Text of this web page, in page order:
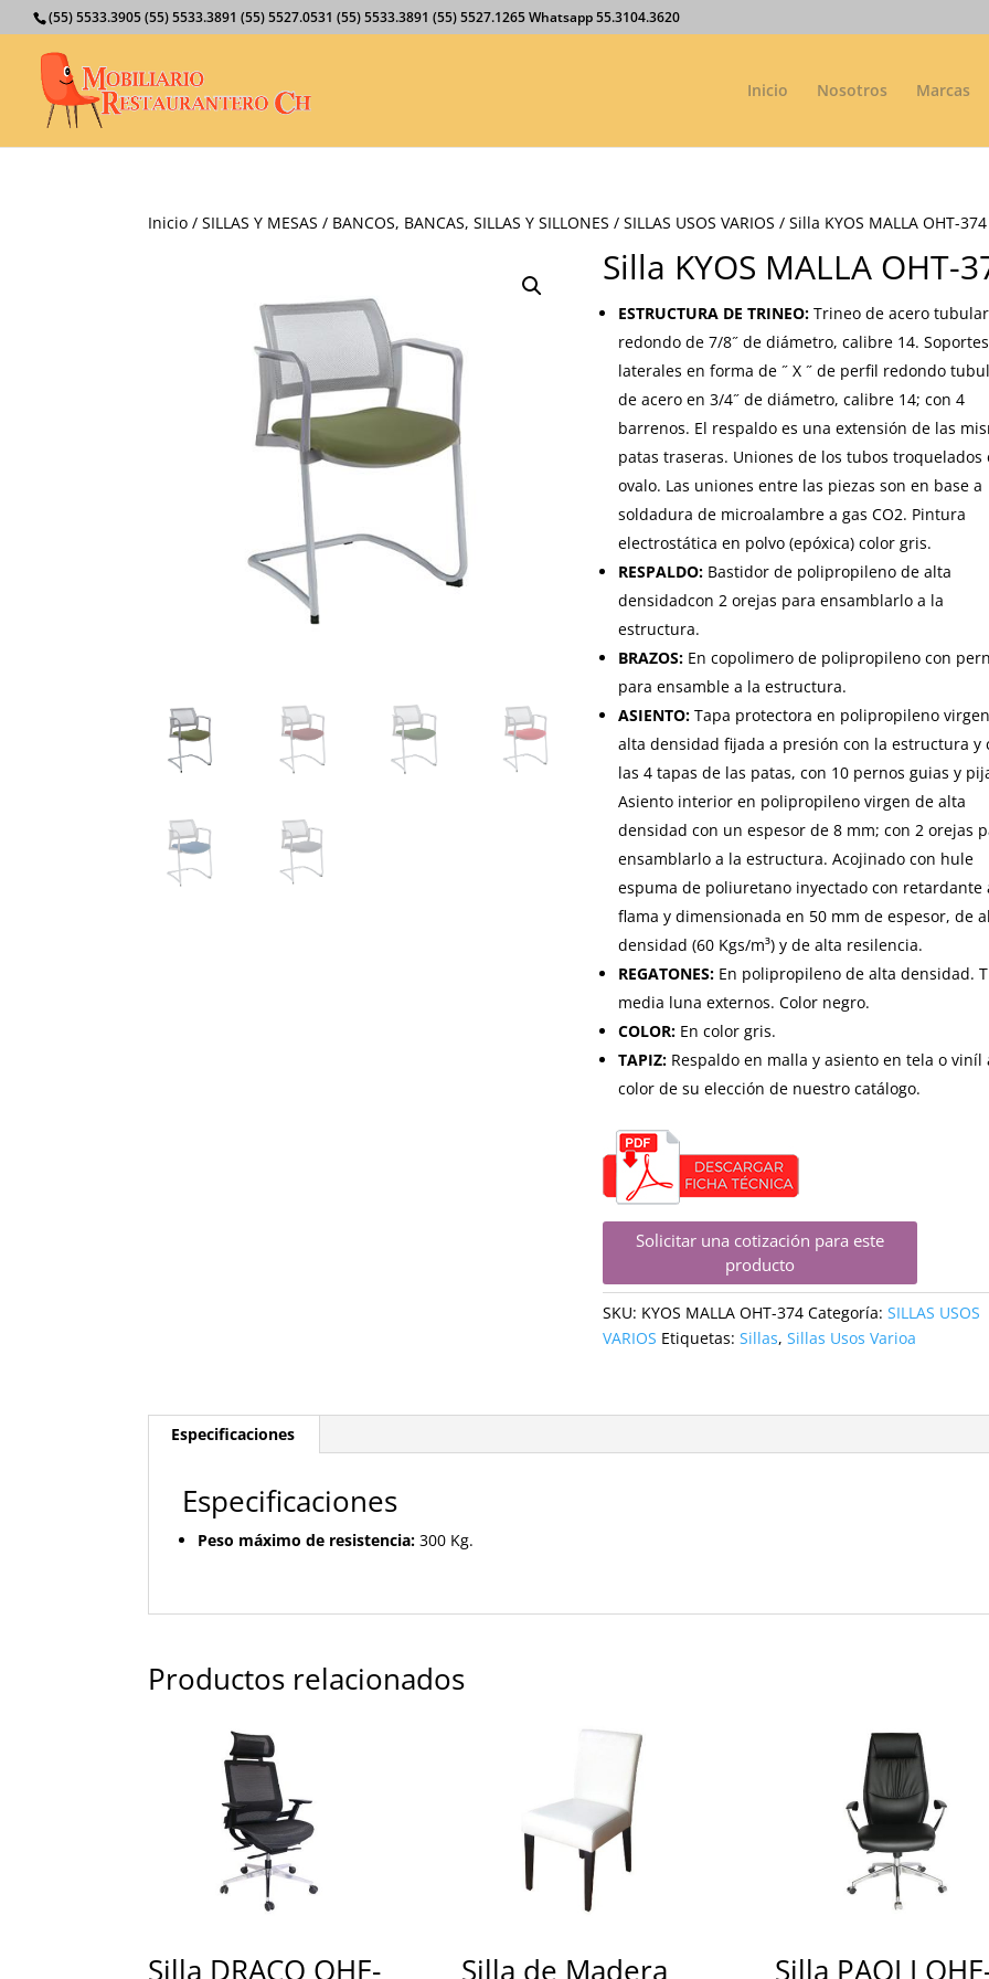
(55) 5533.3905 (55) 5533.3891 (55) 5527.0531 (55) 5533.3891 (55) 5527.1265 Whatsapp 55.3104.3620
Inicio Nosotros Marcas
Inicio /SILLAS Y MESAS / BANCOS, BANCAS, SILLAS Y SILLONES /SILLAS USOS VARIOS / Silla KYOS MALLA OHT-374
Silla KYOS MALLA OHT-
ESTRUCTURA DE TRINEO: Trineo de acero tubular
redondo de 7/8˝ de diámetro, calibre 14. Soportes
laterales en forma de ˝ X ˝ de perfil redondo
de acero en 3/4˝ de diámetro, calibre 14; con 4
barrenos. El respaldo es una extensión de las
patas traseras. Uniones de los tubos troquelados
ovalo. Las uniones entre las piezas son en base a
soldadura de microalambre a gas CO2. Pintura
electrostática en polvo (epóxica) color gris.
RESPALDO: Bastidor de polipropileno de alta
densidadcon 2 orejas para ensamblarlo a la
estructura.
BRAZOS: En copolimero de polipropileno con
para ensamble a la estructura.
ASIENTO: Tapa protectora en polipropileno
alta densidad fijada a presión con la estructura y
las 4 tapas de las patas, con 10 pernos guias y
Asiento interior en polipropileno virgen de alta
densidad con un espesor de 8 mm; con 2 orejas
ensamblarlo a la estructura. Acojinado con hule
espuma de poliuretano inyectado con retardante
flama y dimensionada en 50 mm de espesor, de
densidad (60 Kgs/m³) y de alta resilencia.
REGATONES: En polipropileno de alta densidad.
media luna externos. Color negro.
COLOR: En color gris.
TAPIZ: Respaldo en malla y asiento en tela o viníl
color de su elección de nuestro catálogo.
Solicitar una cotización para este
producto
SKU: KYOS MALLA OHT-374 Categoría:SILLAS USOS
VARIOS Etiquetas:Sillas,Sillas Usos Varioa
Especificaciones
Especificaciones
Peso máximo de resistencia: 300 Kg.
Productos relacionados
Silla DRACO OHE- Silla de Madera Silla PAOLI